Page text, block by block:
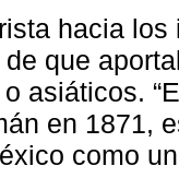
hacia
que
asiáticos.
en 1871,
como